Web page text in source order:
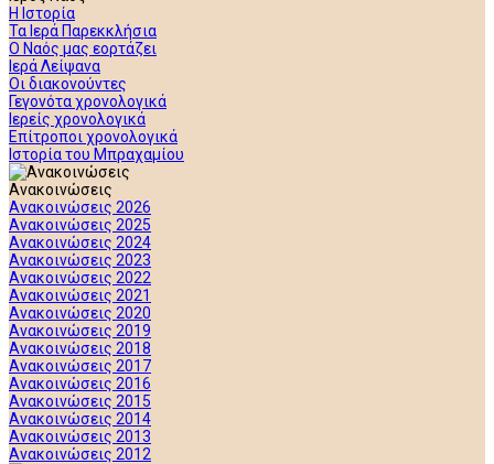
Η Ιστορία
Τα Ιερά Παρεκκλήσια
Ο Ναός μας εορτάζει
Ιερά Λείψανα
Οι διακονούντες
Γεγονότα χρονολογικά
Ιερείς χρονολογικά
Επίτροποι χρονολογικά
Ιστορία του Μπραχαμίου
Ανακοινώσεις
Ανακοινώσεις 2026
Ανακοινώσεις 2025
Ανακοινώσεις 2024
Ανακοινώσεις 2023
Ανακοινώσεις 2022
Ανακοινώσεις 2021
Ανακοινώσεις 2020
Ανακοινώσεις 2019
Ανακοινώσεις 2018
Ανακοινώσεις 2017
Ανακοινώσεις 2016
Ανακοινώσεις 2015
Ανακοινώσεις 2014
Ανακοινώσεις 2013
Ανακοινώσεις 2012